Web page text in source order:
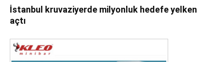
İstanbul kruvaziyerde milyonluk hedefe yelken
açtı